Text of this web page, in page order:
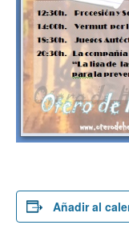
Añadir al